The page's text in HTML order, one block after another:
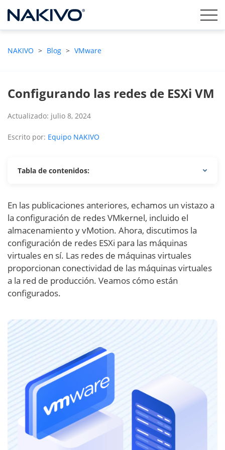
NAKIVO > Blog > VMware
Configurando las redes de ESXi VM
Actualizado: julio 8, 2024
Escrito por: Equipo NAKIVO
Tabla de contenidos:
En las publicaciones anteriores, echamos un vistazo a
la configuración de redes VMkernel, incluido el
almacenamiento y vMotion. Ahora, discutimos la
configuración de redes ESXi para las máquinas
virtuales en sí. Las redes de máquinas virtuales
proporcionan conectividad de las máquinas virtuales
a la red de producción. Veamos cómo están
configurados.